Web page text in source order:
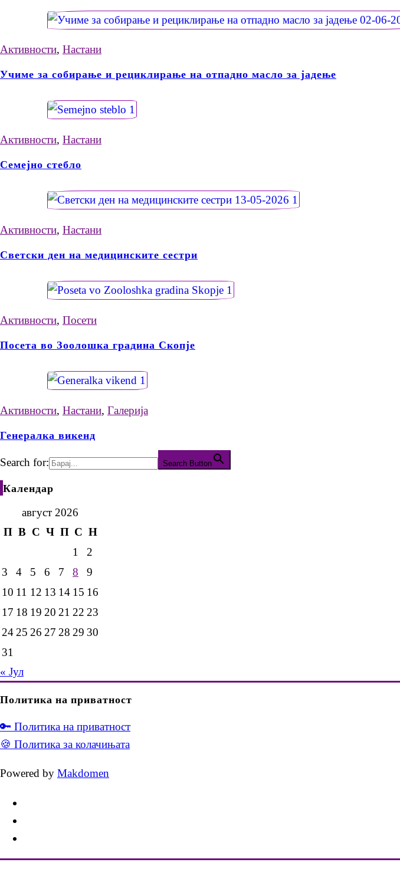
Активности, Настани
Учиме за собирање и рециклирање на отпадно масло за јадење
Активности, Настани
Семејно стебло
Активности, Настани
Светски ден на медицинските сестри
Активности, Посети
Посета во Зоолошка градина Скопје
Активности, Настани, Галерија
Генералка викенд
Search for: Search Button
Календар
август 2026
П В С Ч П С Н
1
2
3
4 5 6 7 8
9
10 11 12 13 14 15 16
17 18 19 20 21 22 23
2425 26 27 28 29 30
31
« Јул
Политика на приватност
🔑 Политика на приватност
🍪 Политика за колачињата
Powered by Makdomen